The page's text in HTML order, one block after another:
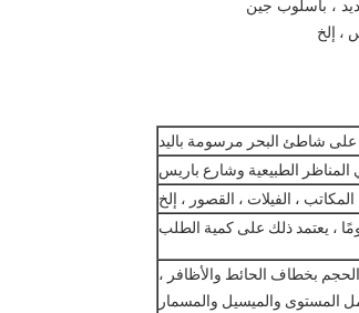
، بأسلوب جين
، إلخ
على شاطئ البحر مرسومة باليد
الطبيعية وشارع باريس
، الفيلات ، القصور ، إلخ
بخطاف الحائط والأظافر ،
المستوى والميسيل والمسمار